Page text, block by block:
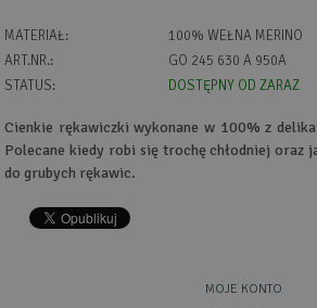
MATERIAŁ:
100% WEŁNA MERINO
ART.NR.:
GO 245 630 A 950A
STATUS:
DOSTĘPNY OD ZARAZ
Cienkie rękawiczki wykonane w 100% z
Polecane kiedy robi się trochę chłodniej oraz
do grubych rękawic.
MOJE KONTO